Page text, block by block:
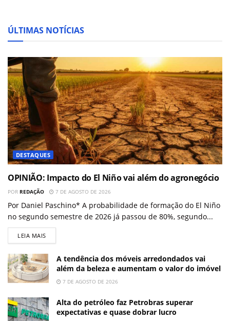
ÚLTIMAS NOTÍCIAS
DESTAQUES
OPINIÃO: Impacto do El Niño vai além do agronegócio
POR REDAÇÃO 7 DE AGOSTO DE 2026
Por Daniel Paschino* A probabilidade de formação do El Niño
no segundo semestre de 2026 já passou de 80%, segundo...
LEIA MAIS
A tendência dos móveis arredondados vai
além da beleza e aumentam o valor do imóvel
7 DE AGOSTO DE 2026
Alta do petróleo faz Petrobras superar
expectativas e quase dobrar lucro